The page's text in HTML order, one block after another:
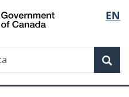
Passer
au
principal
Passer
à
Au
du
Passer
à
version
simplifiée
de
la
EN